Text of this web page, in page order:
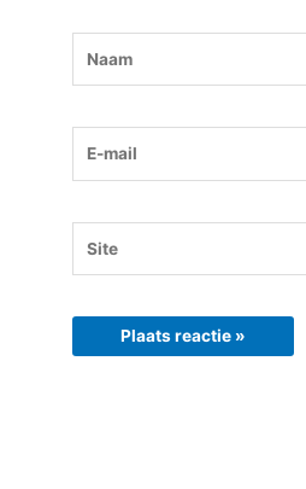
mail